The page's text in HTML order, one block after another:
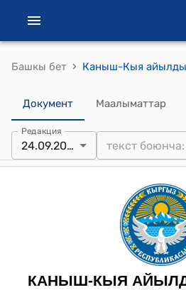
Башкы бет ›
Документ Маалыматтар
Редакция
24.09.2025